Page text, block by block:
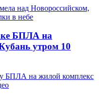
БПЛА на
утром 10